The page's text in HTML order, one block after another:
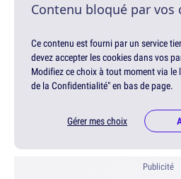
Contenu bloqué par vos
Ce contenu est fourni par un service
devez accepter les cookies dans vos
Modifiez ce choix à tout moment via le
de la Confidentialité" en bas de page.
Gérer mes choix
Publicité